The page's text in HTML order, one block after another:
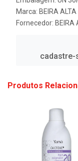
Marca: BEIRA ALTA
Fornecedor: BEIRA
cadastre-
Produtos